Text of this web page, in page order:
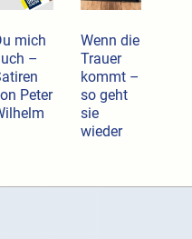
mich
–
Peter
Wenn die
Trauer
kommt –
so geht
sie
wieder